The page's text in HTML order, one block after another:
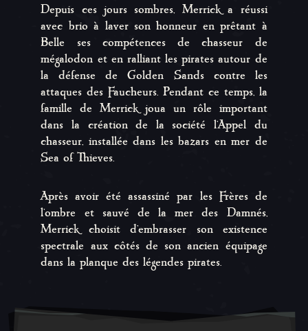
Depuis ces jours sombres, Merrick a réussi
avec brio à laver son honneur en prêtant à
Belle ses compétences de chasseur de
mégalodon et en ralliant les pirates autour de
la défense de Golden Sands contre les
attaques des Faucheurs. Pendant ce temps, la
famille de Merrick joua un rôle important
dans la création de la société l'Appel du
chasseur, installée dans les bazars en mer de
Sea of Thieves.
Après avoir été assassiné par les Frères de
l'ombre et sauvé de la mer des Damnés,
Merrick choisit d'embrasser son existence
spectrale aux côtés de son ancien équipage
dans la planque des légendes pirates.